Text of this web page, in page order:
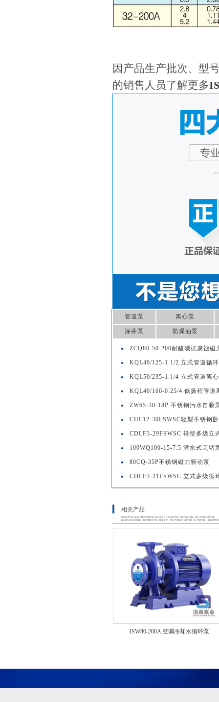
因产品生产批次、型
的销售人员了解更多
管道泵 离心泵
深井泵 防爆油泵
ZCQ80-50-200耐酸碱抗腐蚀磁
KQL40/125-1.1/2 立式管道循
KQL50/235-1.1/4 立式管道离
KQL40/160-0.25/4 低扬程管道
ZW65-30-18P 不锈钢污水自吸
CHL12-30LSWSC轻型不锈钢
CDLF3-29FSWSC 轻型多级立
100WQ100-15-7.5 潜水式无堵
80CQ-35P不锈钢磁力驱动泵
CDLF3-21FSWSC 立式多级循
相关产品
ISW80-200A 空调冷却水循环泵